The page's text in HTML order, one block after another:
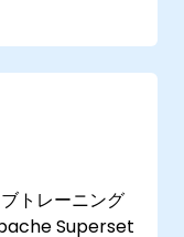
トレーニング
Superset